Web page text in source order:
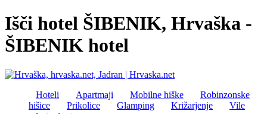
Išči hotel ŠIBENIK, Hrvaška -
ŠIBENIK hotel
Hoteli Apartmaji Mobilne hiške
Robinzonske
hišice
Prikolice Glamping Križarjenje
Vile